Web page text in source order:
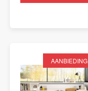
AANBIEDING